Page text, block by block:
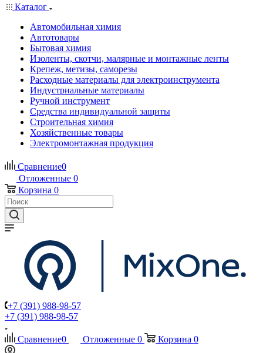
Каталог
Автомобильная химия
Автотовары
Бытовая химия
Изоленты, скотчи, малярные и монтажные ленты
Крепеж, метизы, саморезы
Расходные материалы для электроинструмента
Индустриальные материалы
Ручной инструмент
Средства индивидуальной защиты
Строительная химия
Хозяйственные товары
Электромонтажная продукция
Сравнение0
Отложенные 0
Корзина 0
+7 (391) 988-98-57
+7 (391) 988-98-57
Сравнение0 Отложенные 0 Корзина 0